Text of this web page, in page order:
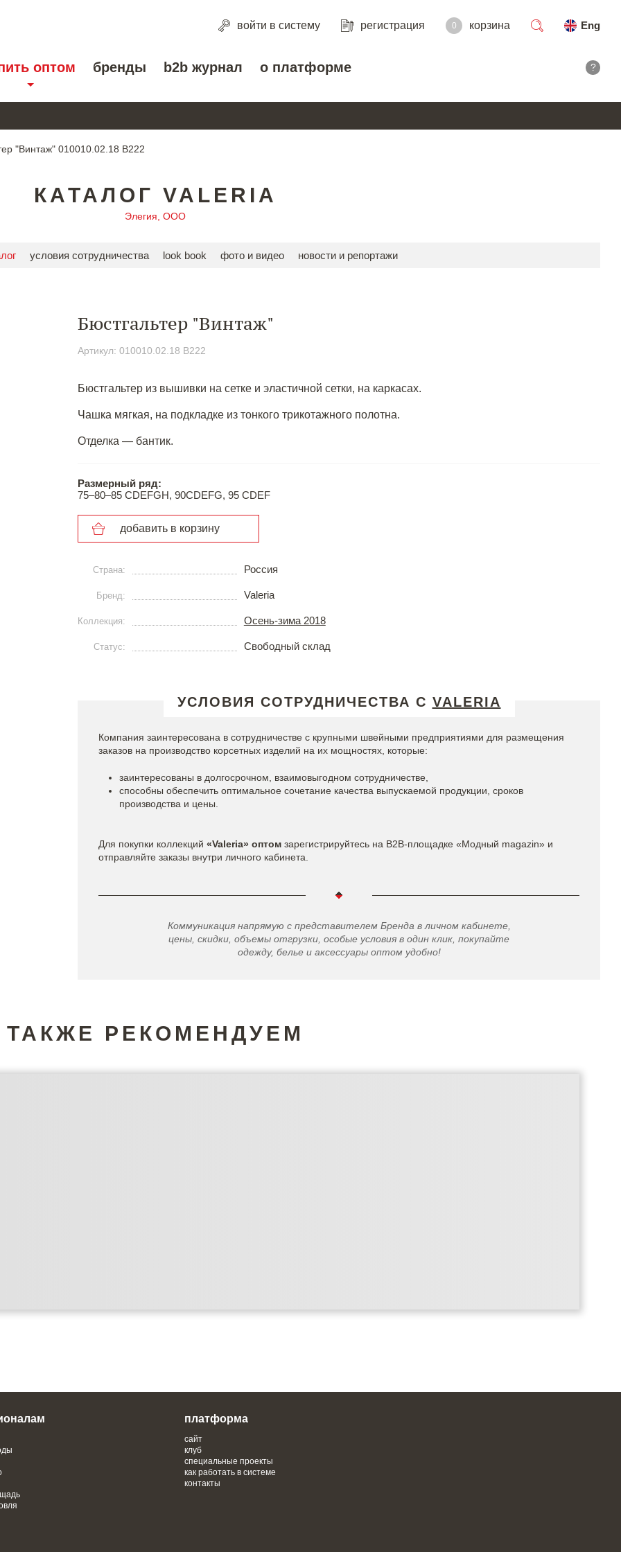
войти в систему регистрация 0 корзина
Eng
оптом бренды b2b журнал о платформе ?
"Винтаж" 010010.02.18 В222
КАТАЛОГ VALERIA
Элегия, ООО
условия сотрудничества look book фото и видео новости и репортажи
Бюстгальтер "Винтаж"
Артикул: 010010.02.18 В222
Бюстгальтер из вышивки на сетке и эластичной сетки, на каркасах.
Чашка мягкая, на подкладке из тонкого трикотажного полотна.
Отделка — бантик.
Размерный ряд:
75–80–85 CDEFGH, 90CDEFG, 95 CDEF
добавить в корзину
Страна: Россия
Бренд: Valeria
Коллекция: Осень-зима 2018
Статус: Свободный склад
УСЛОВИЯ СОТРУДНИЧЕСТВА С VALERIA
Компания заинтересована в сотрудничестве с крупными швейными предприятиями для размещения
заказов на производство корсетных изделий на их мощностях, которые:
заинтересованы в долгосрочном, взаимовыгодном сотрудничестве,
способны обеспечить оптимальное сочетание качества выпускаемой продукции, сроков
производства и цены.
Для покупки коллекций «Valeria» оптом зарегистрируйтесь на B2B-площадке «Модный magazin» и
отправляйте заказы внутри личного кабинета.
Коммуникация напрямую с представителем Бренда в личном кабинете,
цены, скидки, объемы отгрузки, особые условия в один клик, покупайте
одежду, белье и аксессуары оптом удобно!
ТАКЖЕ РЕКОМЕНДУЕМ
платформа
сайт
клуб
специальные проекты
как работать в системе
контакты